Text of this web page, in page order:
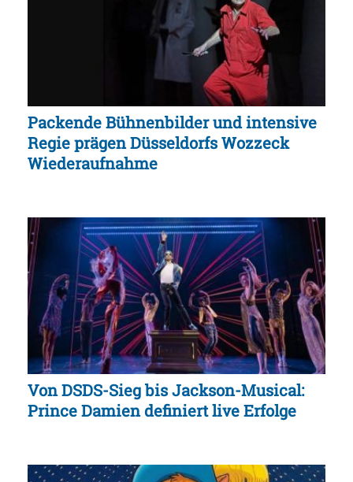
Packende Bühnenbilder und intensive
Regie prägen Düsseldorfs Wozzeck
Wiederaufnahme
Von DSDS-Sieg bis Jackson-Musical:
Prince Damien definiert live Erfolge